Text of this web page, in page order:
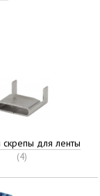
скрепы для ленты
(4)